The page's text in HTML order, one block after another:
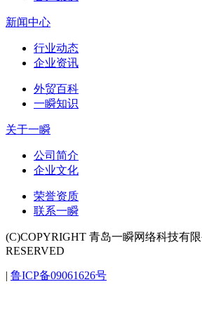
新闻中心
行业动态
企业资讯
外贸百科
一瞬知识
关于一瞬
公司简介
企业文化
荣誉资质
联系一瞬
(C)COPYRIGHT 青岛一瞬网络科技有
RESERVED
| 鲁ICP备09061626号